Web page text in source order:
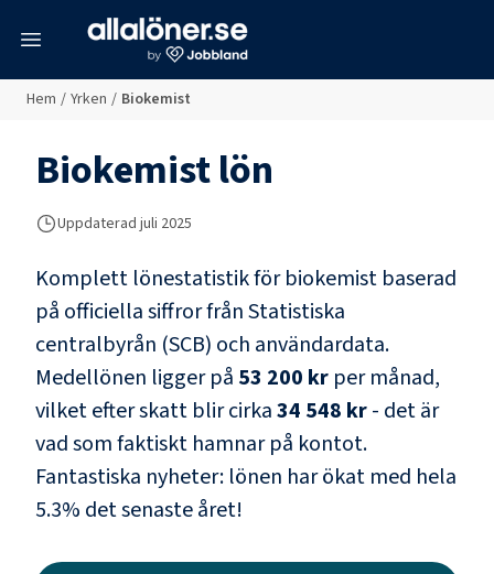
Hem / Yrken / Biokemist
Biokemistlön
Uppdaterad juli 2025
Komplett lönestatistik förbiokemist baserad
på officiella siffror från Statistiska
centralbyrån (SCB) och användardata.
Medellönen ligger på 53 200 kr per månad,
vilket efter skatt blir cirka34 548 kr- det är
vad som faktiskt hamnar på kontot.
Fantastiska nyheter: lönen har ökat med hela
5.3% det senaste året!